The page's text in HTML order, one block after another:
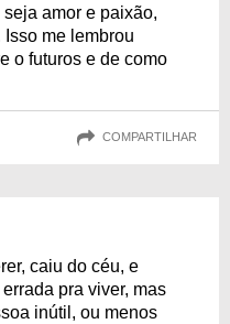
amor e paixão,
me lembrou
o futuros e de como
COMPARTILHAR
caiu do céu, e
pra viver, mas
inútil, ou menos